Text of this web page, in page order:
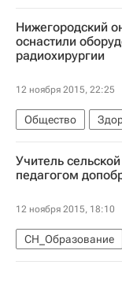
Нижегородский
оснастили
радиохирургии
12 ноября 2015, 22:25
Общество
Нижегородская
Нижегородская
Учитель
педагогом
12 ноября 2015, 18:10
СН_Образование
Центральный ФО